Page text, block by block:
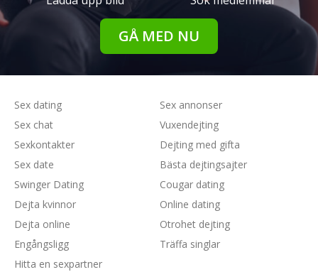
GÅ MED NU
Sex dating
Sex chat
Sexkontakter
Sex date
Swinger Dating
Sex annonser
Vuxendejting
Dejting med gifta
Bästa dejtingsajter
Cougar dating
Dejta kvinnor
Dejta online
Engångsligg
Hitta en sexpartner
Online dating
Otrohet dejting
Träffa singlar